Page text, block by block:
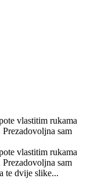
vlastitim rukama
sam
vlastitim rukama
sam
te dvije slike...